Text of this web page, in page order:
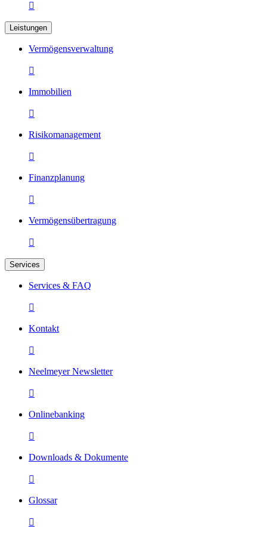

Leistungen
Vermögensverwaltung

Immobilien

Risikomanagement

Finanzplanung

Vermögensübertragung

Services
Services & FAQ

Kontakt

Neelmeyer Newsletter

Onlinebanking

Downloads & Dokumente

Glossar
